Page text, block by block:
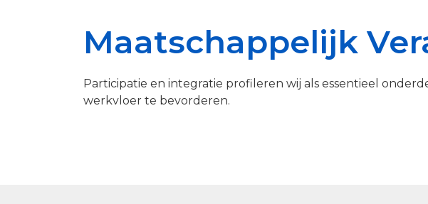
Maatschappelijk
Participatie en integratie profileren wij als essentieel
werkvloer te bevorderen.